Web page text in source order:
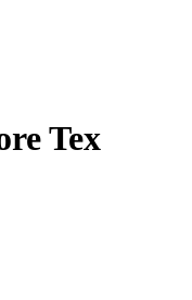
Tex